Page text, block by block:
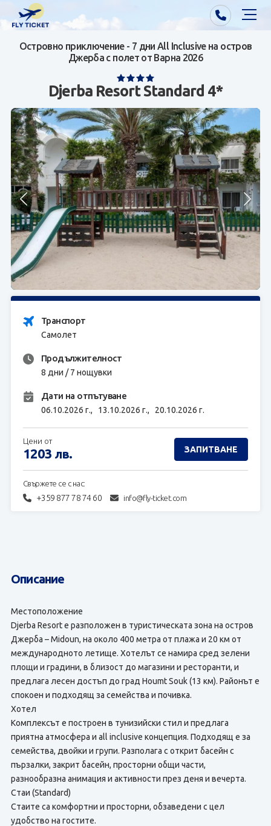
Почивки от Варна
Почивки от София/Пловдив/Бургас
Самолетни билети
Визи
Контакти
За нас
Островно приключение - 7 дни All Inclusive на остров
Джерба с полет от Варна 2026
Djerba Resort Standard 4*
Транспорт
Самолет
Продължителност
8 дни / 7 нощувки
Дати на отпътуване
06.10.2026 г., 13.10.2026 г., 20.10.2026 г.
Свържете се с нас:
+359 877 78 74 60 info@fly-ticket.com
Цени от
1203 лв. ЗАПИТВАНЕ
Описание
Местоположение
Djerba Resort е разположен в туристическата зона на остров
Джерба – Midoun, на около 400 метра от плажа и 20 км от
международното летище. Хотелът се намира сред зелени
площи и градини, в близост до магазини и ресторанти, и
предлага лесен достъп до град Houmt Souk (13 км). Районът е
спокоен и подходящ за семейства и почивка.
Хотел
Комплексът е построен в тунизийски стил и предлага
приятна атмосфера и all inclusive концепция. Подходящ е за
семейства, двойки и групи. Разполага с открит басейн с
пързалки, закрит басейн, просторни общи части,
разнообразна анимация и активности през деня и вечерта.
Стаи (Standard)
Стаите са комфортни и просторни, обзаведени с цел
удобство на гостите.